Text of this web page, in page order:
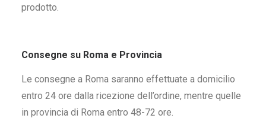
prodotto.
Consegne su Roma e Provincia
Le consegne a Roma saranno effettuate a domicilio
entro 24 ore dalla ricezione dell’ordine, mentre quelle
in provincia di Roma entro 48-72 ore.